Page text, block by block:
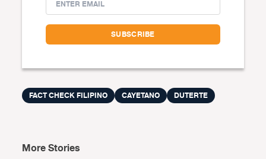
FACT CHECK FILIPINO CAYETANO DUTERTE
More Stories